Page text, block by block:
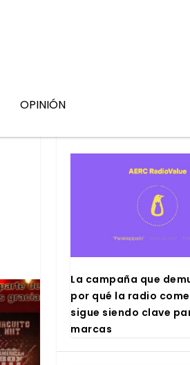
OPINIÓN
La cam­pa­ña que
por qué la radio
sigue sien­do cla­ve
mar­cas